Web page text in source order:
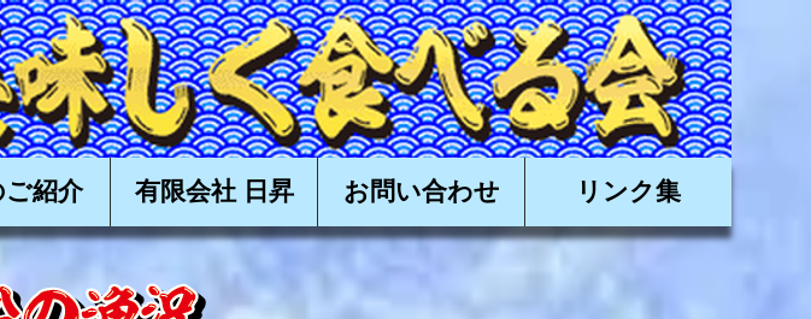
本釣り,鰹一本釣り,タタキ,漁,購入,高知,土佐,戻り鰹,上り鰹,丸ごと,有限会社日昇,近海かつお,近海カツオ,かつお船,カツオ船
紹介 有限会社 日昇 お問い合わせ リンク集